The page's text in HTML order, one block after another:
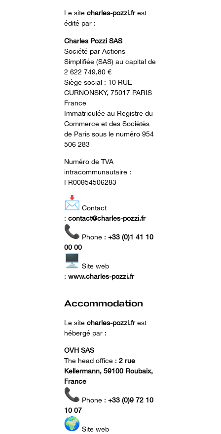
Le site charles-pozzi.frest
édité par :
Charles Pozzi SAS
Société par Actions
Simplifiée (SAS) au capital de
2 622 749,80 €
Siège social : 10 RUE
CURNONSKY, 75017 PARIS
France
Immatriculée au Registre du
Commerce et des Sociétés
de Paris sous le numéro 954
506 283
Numéro de TVA
intracommunautaire :
FR00954506283
Contact
: contact@charles-pozzi.fr
Phone : +33 (0)1 41 10
00 00
Site web
: www.charles-pozzi.fr
Accommodation
Le site charles-pozzi.frest
hébergé par :
OVH SAS
The head office : 2 rue
Kellermann, 59100 Roubaix,
France
Phone : +33 (0)9 72 10
10 07
Site web